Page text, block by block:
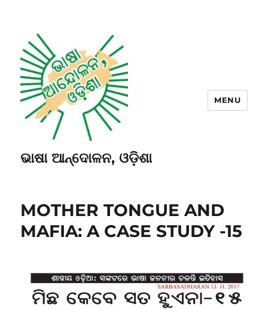
ଭାଷା ଆନ୍ଦୋଳନ, ଓଡ଼ିଶା
MENU
MOTHER TONGUE AND
MAFIA: A CASE STUDY -15